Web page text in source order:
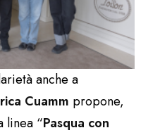
anche a
Cuamm propone,
linea “Pasqua con